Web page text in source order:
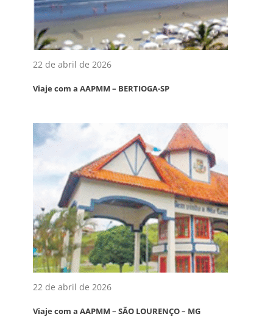
22 de abril de 2026
Viaje com a AAPMM – BERTIOGA-SP
22 de abril de 2026
Viaje com a AAPMM – SÃO LOURENÇO – MG